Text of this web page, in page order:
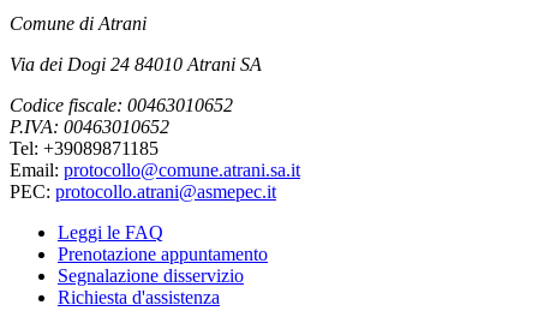
Comune di Atrani
Via dei Dogi 24 84010 Atrani SA
Codice fiscale: 00463010652
P.IVA: 00463010652
Tel: +39089871185
Email: protocollo@comune.atrani.sa.it
PEC: protocollo.atrani@asmepec.it
Leggi le FAQ
Prenotazione appuntamento
Segnalazione disservizio
Richiesta d'assistenza